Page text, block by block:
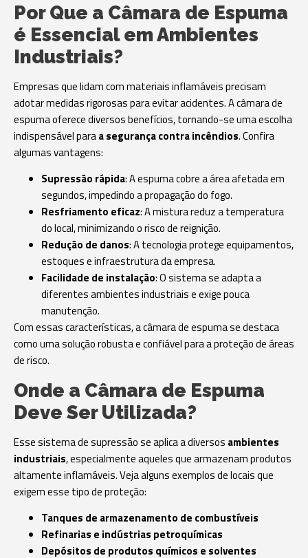
Por Que a Câmara de Espuma
é Essencial em Ambientes
Industriais?
Empresas que lidam com materiais inflamáveis precisam
adotar medidas rigorosas para evitar acidentes. A câmara de
espuma oferece diversos benefícios, tornando-se uma escolha
indispensável paraa segurança contra incêndios. Confira
algumas vantagens:
Supressão rápida: A espuma cobre a área afetada em
segundos, impedindo a propagação do fogo.
Resfriamento eficaz: A mistura reduz a temperatura
do local, minimizando o risco de reignição.
Redução de danos: A tecnologia protege equipamentos,
estoques e infraestrutura da empresa.
Facilidade de instalação: O sistema se adapta a
diferentes ambientes industriais e exige pouca
manutenção.
Com essas características, a câmara de espuma se destaca
como uma solução robusta e confiável para a proteção de áreas
de risco.
Onde a Câmara de Espuma
Deve Ser Utilizada?
Esse sistema de supressão se aplica a diversos ambientes
industriais, especialmente aqueles que armazenam produtos
altamente inflamáveis. Veja alguns exemplos de locais que
exigem esse tipo de proteção:
Tanques de armazenamento de combustíveis
Refinarias e indústrias petroquímicas
Depósitos de produtos químicos e solventes